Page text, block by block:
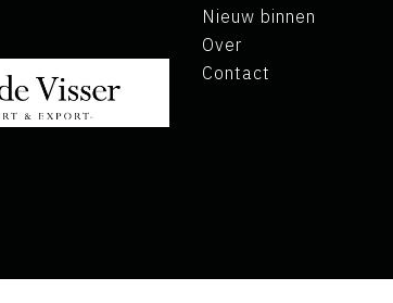
Nieuw binnen
Over
Contact